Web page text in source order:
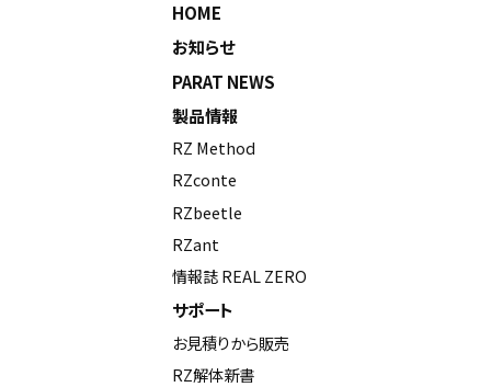
HOME
お知らせ
PARAT NEWS
製品情報
RZ Method
RZconte
RZbeetle
RZant
情報誌 REAL ZERO
サポート
お見積りから販売
RZ解体新書